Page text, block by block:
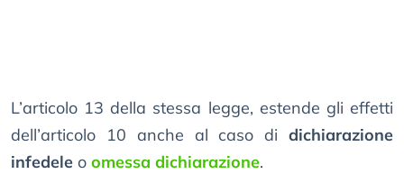
L’articolo 13 della stessa legge, estende gli effetti
dell’articolo 10 anche al caso di dichiarazione
infedele o omessa dichiarazione.